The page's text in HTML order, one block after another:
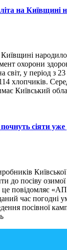
на Київщині
охорони
світ, у період з
хлопчиків.
Київський
сіяти уже
до посіву
це повідомляє
час погодні
посівної